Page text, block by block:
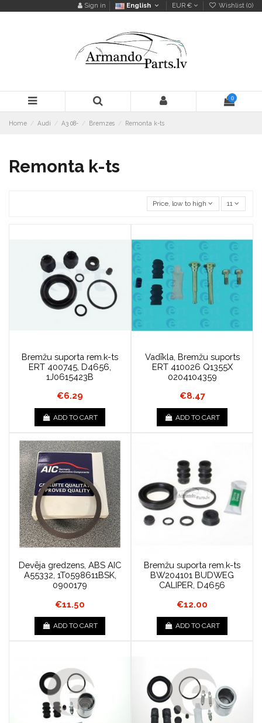
Sign in English EUR € Wishlist (0)
0
Home Audi A3 08- Bremzes Remonta k-ts
Remonta k-ts
Price, low to high 11
Bremžu suporta rem.k-ts
ERT 400745, D4656,
1J0615423B
€6.29
ADD TO CART
Vadīkla, Bremžu suports
ERT 410026 Q1355X
0204104359
€8.47
ADD TO CART
Devēja gredzens, ABS AIC
A55332, 1T0598611BSK,
0900179
€11.50
ADD TO CART
Bremžu suporta rem.k-ts
BW204101 BUDWEG
CALIPER, D4656
€12.00
ADD TO CART